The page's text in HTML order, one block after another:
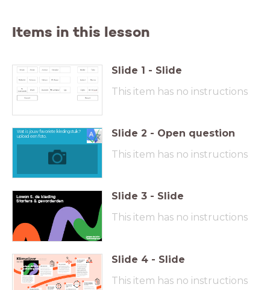
Items in this lesson
Slide 1 - Slide
This item has no instructions
Wat is jouw favoriete kledingstuk?
upload een foto.
Slide 2 - Open question
This item has no instructions
Lowan 5. de kleding
Starters & gevorderden
Slide 3 - Slide
This item has no instructions
Slide 4 - Slide
This item has no instructions